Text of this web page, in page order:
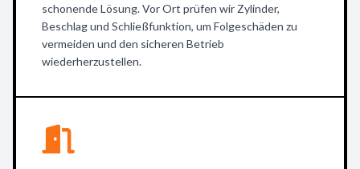
schonende Lösung. Vor Ort prüfen wir Zylinder,
Beschlag und Schließfunktion, um Folgeschäden zu
vermeiden und den sicheren Betrieb
wiederherzustellen.